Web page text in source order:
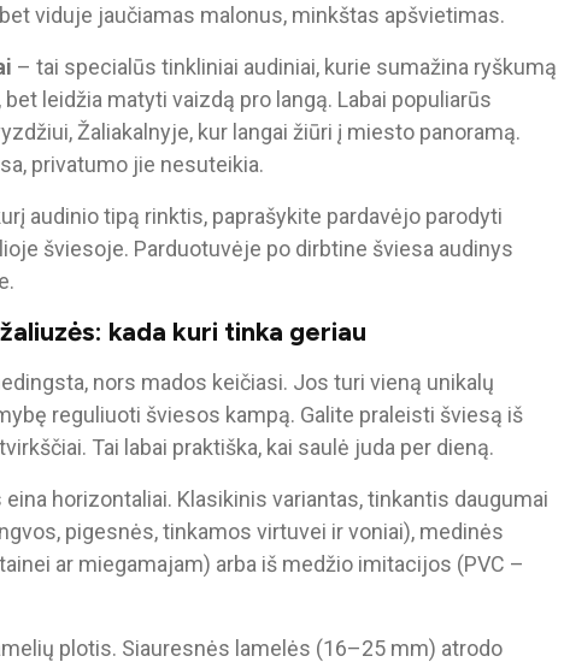
viduje jaučiamas malonus, minkštas apšvietimas.
– tai specialūs tinkliniai audiniai, kurie sumažina ryškumą
leidžia matyti vaizdą pro langą. Labai populiarūs
Žaliakalnyje, kur langai žiūri į miesto panoramą.
privatumo jie nesuteikia.
audinio tipą rinktis, paprašykite pardavėjo parodyti
šviesoje. Parduotuvėje po dirbtine šviesa audinys
kada kuri tinka geriau
nors mados keičiasi. Jos turi vieną unikalų
reguliuoti šviesos kampą. Galite praleisti šviesą iš
Tai labai praktiška, kai saulė juda per dieną.
horizontaliai. Klasikinis variantas, tinkantis daugumai
pigesnės, tinkamos virtuvei ir voniai), medinės
ar miegamajam) arba iš medžio imitacijos (PVC –
plotis. Siauresnės lamelės (16–25 mm) atrodo